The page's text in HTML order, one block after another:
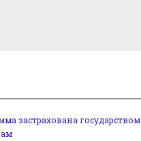
застрахована государством